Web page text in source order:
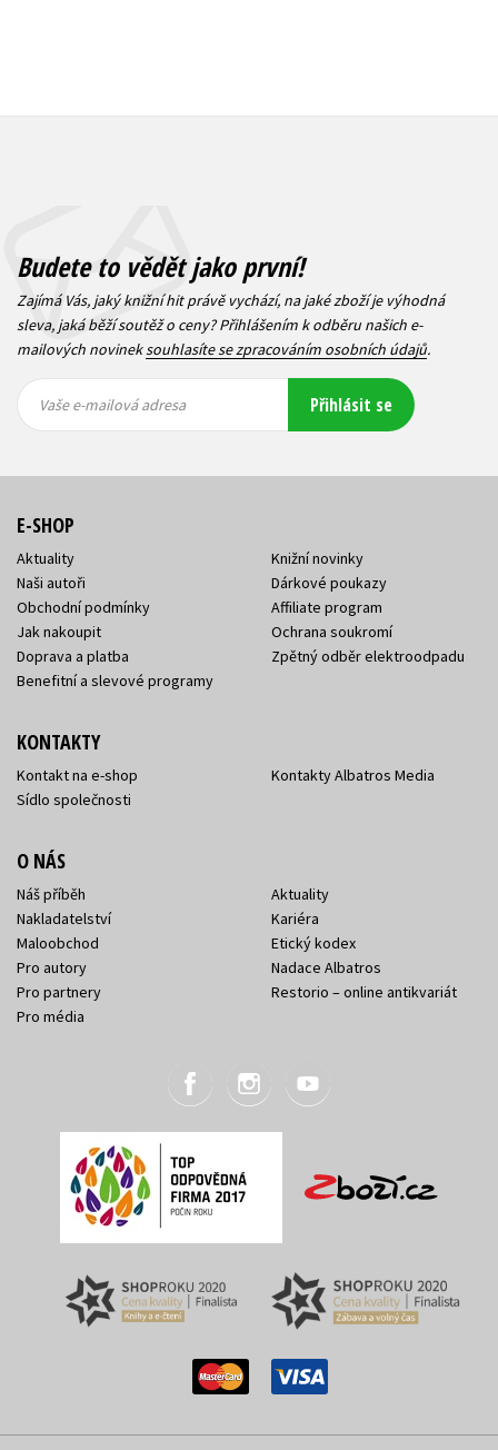
Budete to vědět jako první!
Zajímá Vás, jaký knižní hit právě vychází, na jaké zboží je výhodná
sleva, jaká běží soutěž o ceny? Přihlášením k odběru našich e-
mailových novineksouhlasíte se zpracováním osobních údajů.
mailová
mailová
Vaše e-mailová adresa Přihlásit se
E-SHOP
Aktuality
Naši autoři
Obchodní podmínky
Jak nakoupit
Doprava a platba
Benefitní a slevové programy
Knižní novinky
Dárkové poukazy
Affiliate program
Ochrana soukromí
Zpětný odběr elektroodpadu
KONTAKTY
Kontakt na e-shop
Sídlo společnosti
Kontakty Albatros Media
O NÁS
Náš příběh
Nakladatelství
Maloobchod
Pro autory
Pro partnery
Pro média
Aktuality
Kariéra
Etický kodex
Nadace Albatros
Restorio – online antikvariát